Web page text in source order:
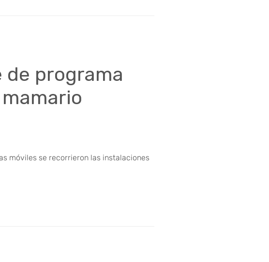
de programa
móviles se recorrieron las instalaciones